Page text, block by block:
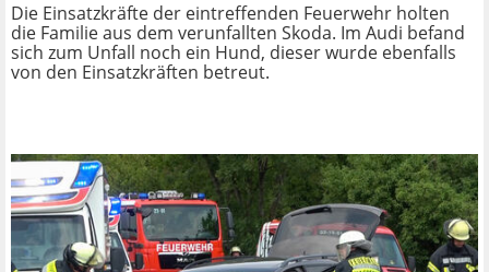
Die Einsatzkräfte der eintreffenden Feuerwehr holten
die Familie aus dem verunfallten Skoda. Im Audi befand
sich zum Unfall noch ein Hund, dieser wurde ebenfalls
von den Einsatzkräften betreut.